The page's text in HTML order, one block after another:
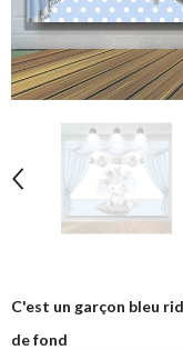
C'est un garçon bleu
de fond